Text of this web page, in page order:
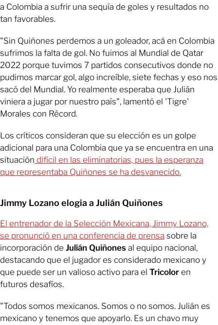
a Colombia a sufrir una sequía de goles y resultados no
tan favorables.
"Sin Quiñones perdemos a un goleador, acá en Colombia
sufrimos la falta de gol. No fuimos al Mundial de Qatar
2022 porque tuvimos 7 partidos consecutivos donde no
pudimos marcar gol, algo increíble, siete fechas y eso nos
sacó del Mundial. Yo realmente esperaba que Julián
viniera a jugar por nuestro país", lamentó el 'Tigre'
Morales con Récord.
Los críticos consideran que su elección es un golpe
adicional para una Colombia que ya se encuentra en una
situación difícil en las eliminatorias, pues la esperanza
que representaba Quiñones se ha desvanecido.
Jimmy Lozano elogia a Julián Quiñones
El entrenador de la Selección Mexicana, Jimmy Lozano,
se pronunció en una conferencia de prensa sobre la
incorporación de Julián Quiñones al equipo nacional,
destacando que el jugador es considerado mexicano y
que puede ser un valioso activo para el Tricolor en
futuros desafíos.
"Todos somos mexicanos. Somos o no somos. Julián es
mexicano y tenemos que apoyarlo. Es un chavo muy